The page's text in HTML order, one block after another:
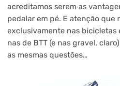
acreditamos serem as
pedalar em pé. E atenção que
exclusivamente nas bicicletas
nas de BTT (e nas gravel,
as mesmas questões…